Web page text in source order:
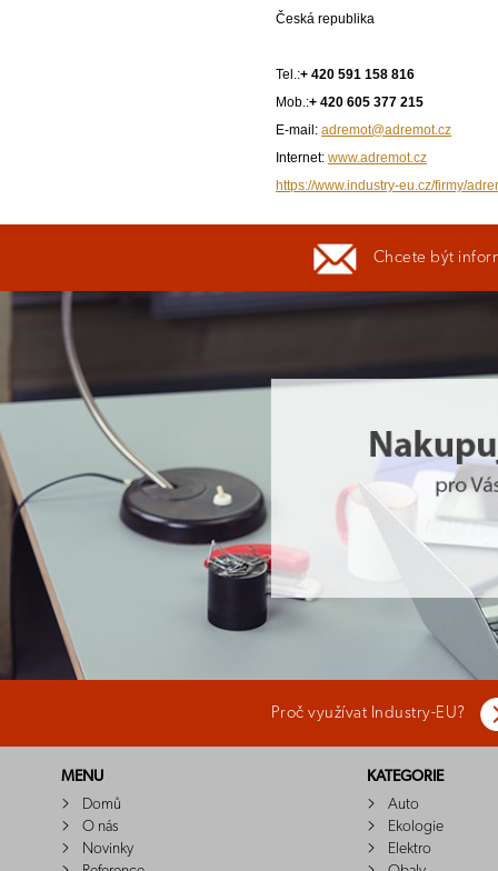
Česká republika
Tel.:+ 420 591 158 816
Mob.:+ 420 605 377 215
E-mail: adremot@adremot.cz
Internet: www.adremot.cz
https://www.industry-eu.cz/firmy/
Chcete být
Proč využívat Industry-EU?
MENU
Domů
O nás
Novinky
KATEGORIE
Auto
Ekologie
Elektro